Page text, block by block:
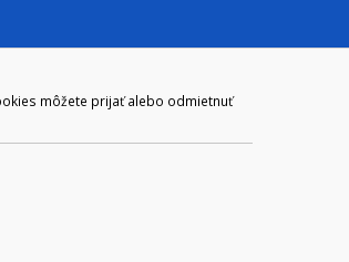
môžete prijať alebo odmietnuť
úrad Brezno